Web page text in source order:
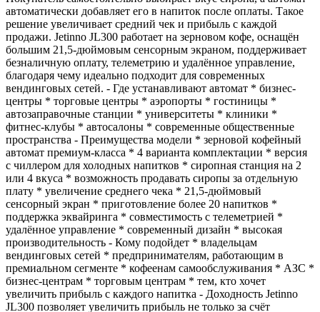
автоматически добавляет его в напиток после оплаты. Такое
решение увеличивает средний чек и прибыль с каждой
продажи. Jetinno JL300 работает на зерновом кофе, оснащён
большим 21,5-дюймовым сенсорным экраном, поддерживает
безналичную оплату, телеметрию и удалённое управление,
благодаря чему идеально подходит для современных
вендинговых сетей. - Где устанавливают автомат * бизнес-
центры * торговые центры * аэропорты * гостиницы *
автозаправочные станции * университеты * клиники *
фитнес-клубы * автосалоны * современные общественные
пространства - Преимущества модели * зерновой кофейный
автомат премиум-класса * 4 варианта комплектации * версия
с чиллером для холодных напитков * сиропная станция на 2
или 4 вкуса * возможность продавать сиропы за отдельную
плату * увеличение среднего чека * 21,5-дюймовый
сенсорный экран * приготовление более 20 напитков *
поддержка эквайринга * совместимость с телеметрией *
удалённое управление * современный дизайн * высокая
производительность - Кому подойдет * владельцам
вендинговых сетей * предпринимателям, работающим в
премиальном сегменте * кофеенам самообслуживания * АЗС *
бизнес-центрам * торговым центрам * тем, кто хочет
увеличить прибыль с каждого напитка - Доходность Jetinno
JL300 позволяет увеличить прибыль не только за счёт